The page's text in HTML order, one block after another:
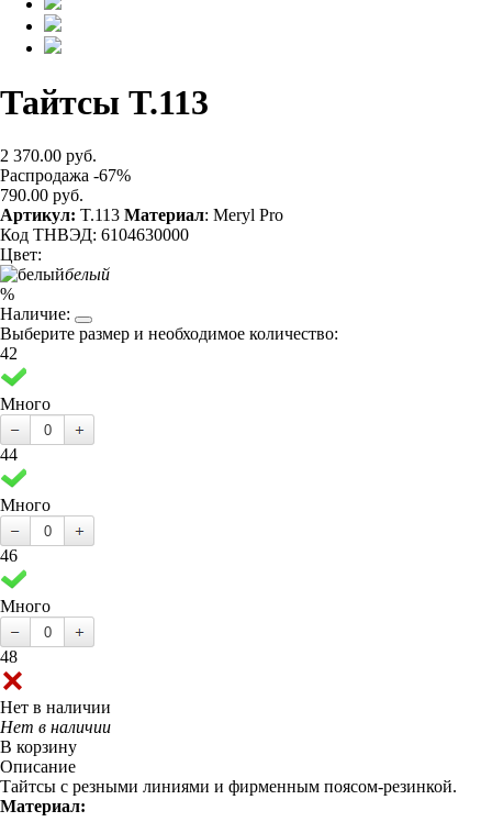
Тайтсы T.113
2 370.00 руб.
Распродажа -67%
790.00 руб.
Артикул: T.113 Материал: Meryl Pro
Код ТНВЭД: 6104630000
Цвет:
белый
%
Наличие:
Выберите размер и необходимое количество:
42
Много
44
Много
46
Много
48
Нет в наличии
Нет в наличии
В корзину
Описание
Тайтсы с резными линиями и фирменным поясом-резинкой.
Материал: